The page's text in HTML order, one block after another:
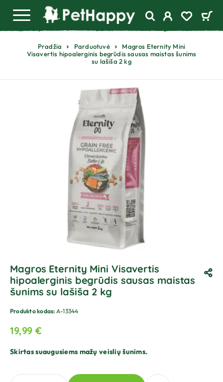
Pradžia Parduotuvė
Magros Eternity Mini
Visavertis hipoalerginis begrūdis sausas maistas šunims
su lašiša 2 kg
Magros Eternity Mini Visavertis
hipoalerginis begrūdis sausas maistas
šunims su lašiša 2 kg
Produkto kodas: A-13344
19,99 €
Skirtas suaugusiems mažų veislių šunims.